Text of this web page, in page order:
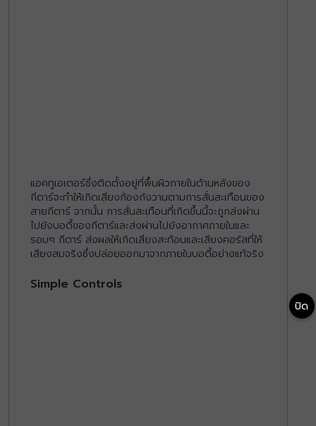
แอคทูเอเตอร์ซึ่งติดตั้งอยู่ที่พื้นผิวภายในด้านหลังของ
กีตาร์จะทำให้เกิดเสียงก้องกังวานตามการสั่นสะเทือนของ
สายกีตาร์ จากนั้น การสั่นสะเทือนที่เกิดขึ้นนี้จะถูกส่งผ่าน
ไปยังบอดี้ของกีตาร์และส่งผ่านไปยังอากาศภายในและ
รอบๆ กีตาร์ ส่งผลให้เกิดเสียงสะท้อนและเสียงคอรัสที่ให้
เสียงสมจริงซึ่งปล่อยออกมาจากภายในบอดี้อย่างแท้จริง
Simple Controls
ปิด